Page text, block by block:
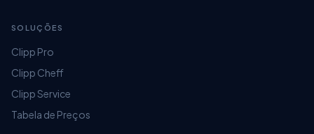
SOLUÇÕES
Clipp Pro
Clipp Cheff
Clipp Service
Tabela de Preços